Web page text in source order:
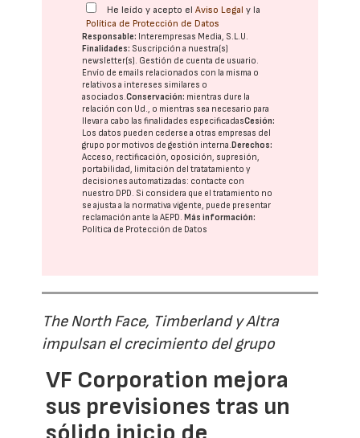
He leído y acepto elAviso Legal y la
Política de Protección de Datos
Responsable: Interempresas Media, S.L.U.
Finalidades: Suscripción a nuestra(s)
newsletter(s). Gestión de cuenta de usuario.
Envío de emails relacionados con la misma o
relativos a intereses similares o
asociados.Conservación: mientras dure la
relación con Ud., o mientras sea necesario para
llevar a cabo las finalidades especificadasCesión:
Los datos pueden cederse a otras empresas del
grupo por motivos de gestión interna. Derechos:
Acceso, rectificación, oposición, supresión,
portabilidad, limitación del tratatamiento y
decisiones automatizadas: contacte con
nuestro DPD. Si considera que el tratamiento no
se ajusta a la normativa vigente, puede presentar
reclamación ante laAEPD. Más información:
Política de Protección de Datos
The North Face, Timberland y Altra
impulsan el crecimiento del grupo
VF Corporation mejora
sus previsiones tras un